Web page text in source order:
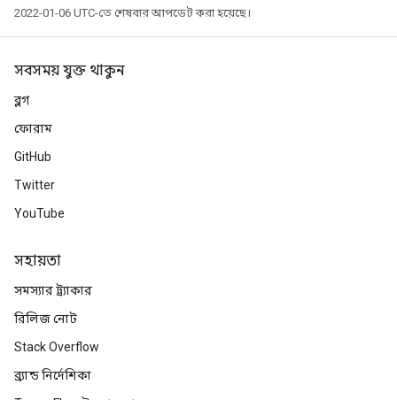
2022-01-06 UTC-তে শেষবার আপডেট করা হয়েছে।
সবসময় যুক্ত থাকুন
ব্লগ
ফোরাম
GitHub
Twitter
YouTube
সহায়তা
সমস্যার ট্র্যাকার
রিলিজ নোট
Stack Overflow
ব্র্যান্ড নির্দেশিকা